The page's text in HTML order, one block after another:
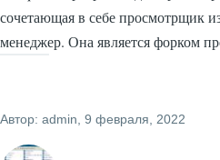
сочетающая в себе просмотрщик
менеджер. Она является форком
Автор: admin , 9 февраля, 2022